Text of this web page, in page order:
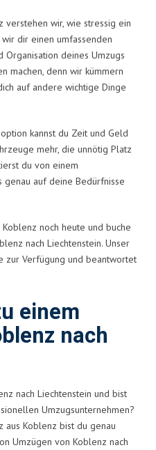
verstehen wir, wie stressig ein
dir einen umfassenden
Organisation deines Umzugs
machen, denn wir kümmern
auf andere wichtige Dinge
kannst du Zeit und Geld
mehr, die unnötig Platz
du von einem
genau auf deine Bedürfnisse
noch heute und buche
nach Liechtenstein. Unser
zur Verfügung und beantwortet
einem
nach
nach Liechtenstein und bist
Umzugsunternehmen?
aus Koblenz bist du genau
Umzügen von Koblenz nach